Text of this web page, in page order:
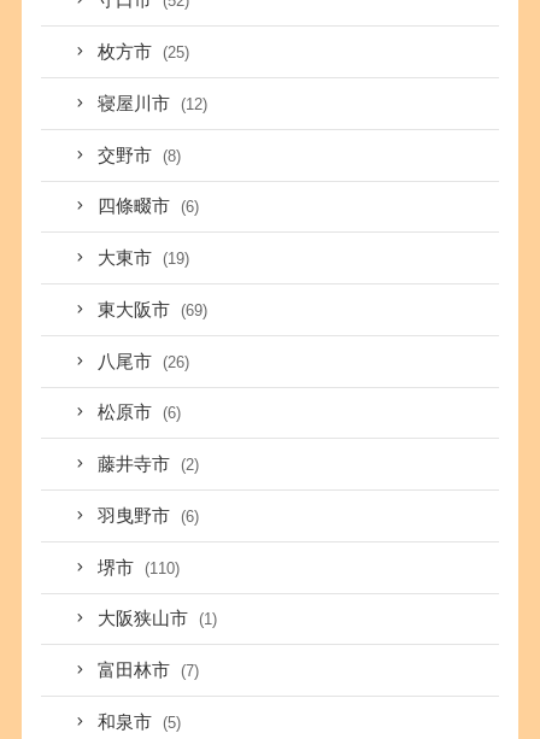
枚方市 (25)
寝屋川市 (12)
交野市 (8)
四條畷市 (6)
大東市 (19)
東大阪市 (69)
八尾市 (26)
松原市 (6)
藤井寺市 (2)
羽曳野市 (6)
堺市 (110)
大阪狭山市 (1)
富田林市 (7)
和泉市 (5)